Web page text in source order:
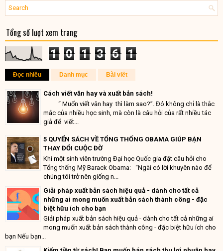
Tổng số lượt xem trang
1 0 1 3 6 1
Đọc nhiều Danh mục Bài viết
Cách viết văn hay và xuất bản sách!
“ Muốn viết văn hay thì làm sao?”. Đó không chỉ là thắc
mắc của nhiều học sinh, mà còn là câu hỏi của rất nhiều tác
giả để viết...
5 QUYỂN SÁCH VỀ TỔNG THỐNG OBAMA GIÚP BẠN
THAY ĐỔI CUỘC ĐỜ
Khi một sinh viên trường Đại học Quốc gia đặt câu hỏi cho
Tổng thống Mỹ Barack Obama: “Ngài có lời khuyên nào để
chúng tôi trở nên giống n...
Giải pháp xuất bản sách hiệu quả - dành cho tất cả
những ai mong muốn xuất bản sách thành công - đặc
biệt hữu ích cho bạn
Giải pháp xuất bản sách hiệu quả - dành cho tất cả những ai
mong muốn xuất bản sách thành công - đặc biệt hữu ích cho
bạn Nếu bạn...